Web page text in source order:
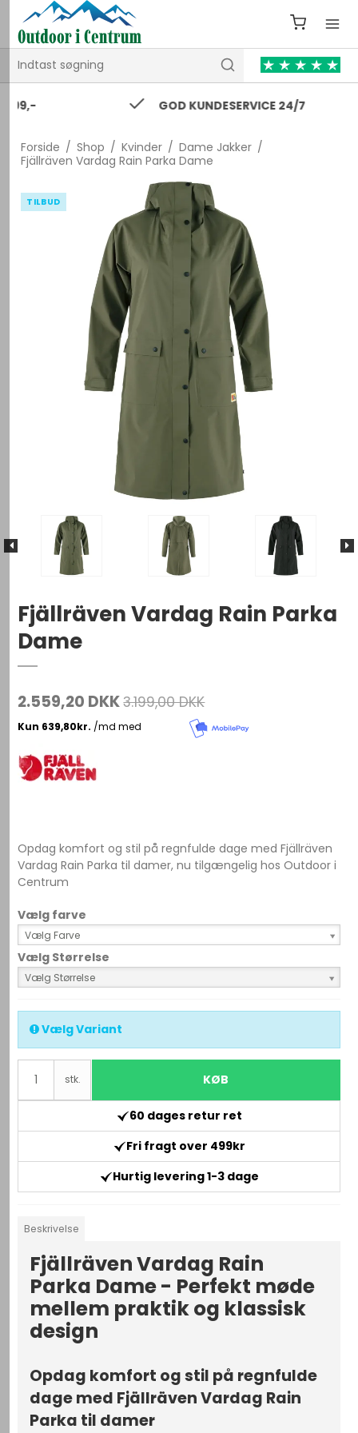
GOD KUNDESERVICE 24/7
Forside / Shop / Kvinder / Dame Jakker /
Fjällräven Vardag Rain Parka Dame
TILBUD
Fjällräven Vardag Rain Parka
Dame
2.559,20 DKK3.199,00 DKK
Opdag komfort og stil på regnfulde dage med Fjällräven
Vardag Rain Parka til damer, nu tilgængelig hos Outdoor i
Centrum
Vælg farve
Vælg Farve
Vælg Størrelse
Vælg Størrelse
Vælg Variant
stk. KØB
60 dages retur ret
Fri fragt over 499kr
Hurtig levering 1-3 dage
Beskrivelse
Fjällräven Vardag Rain
Parka Dame - Perfekt møde
mellem praktik og klassisk
design
Opdag komfort og stil på regnfulde
dage med Fjällräven Vardag Rain
Parka til damer